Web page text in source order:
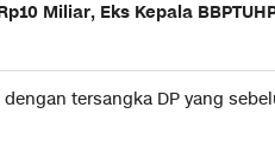
Miliar, Eks Kepala
tersangka DP yang